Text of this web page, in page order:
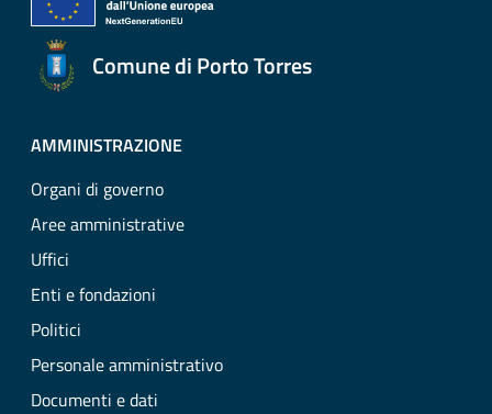
Comune di Porto Torres
AMMINISTRAZIONE
Organi di governo
Aree amministrative
Uffici
Enti e fondazioni
Politici
Personale amministrativo
Documenti e dati